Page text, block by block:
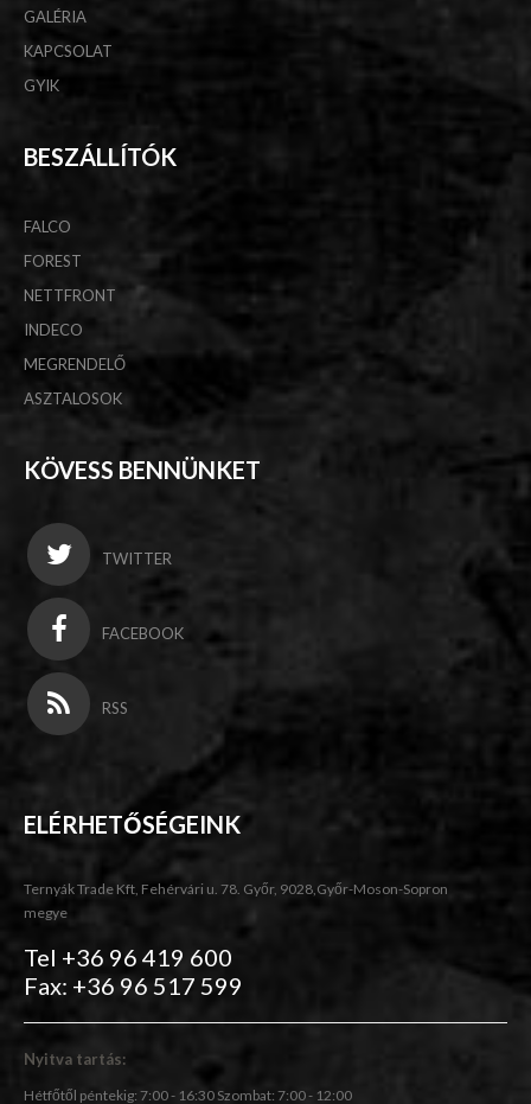
GALÉRIA
KAPCSOLAT
GYIK
BESZÁLLÍTÓK
FALCO
FOREST
NETTFRONT
INDECO
MEGRENDELŐ
ASZTALOSOK
KÖVESS BENNÜNKET
TWITTER
FACEBOOK
RSS
ELÉRHETŐSÉGEINK
Ternyák Trade Kft, Fehérvári u. 78. Győr, 9028,Győr-Moson-Sopron
megye
Tel +36 96 419 600
Fax: +36 96 517 599
Nyitva tartás:
Hétfőtől péntekig: 7:00 - 16:30 Szombat: 7:00 - 12:00